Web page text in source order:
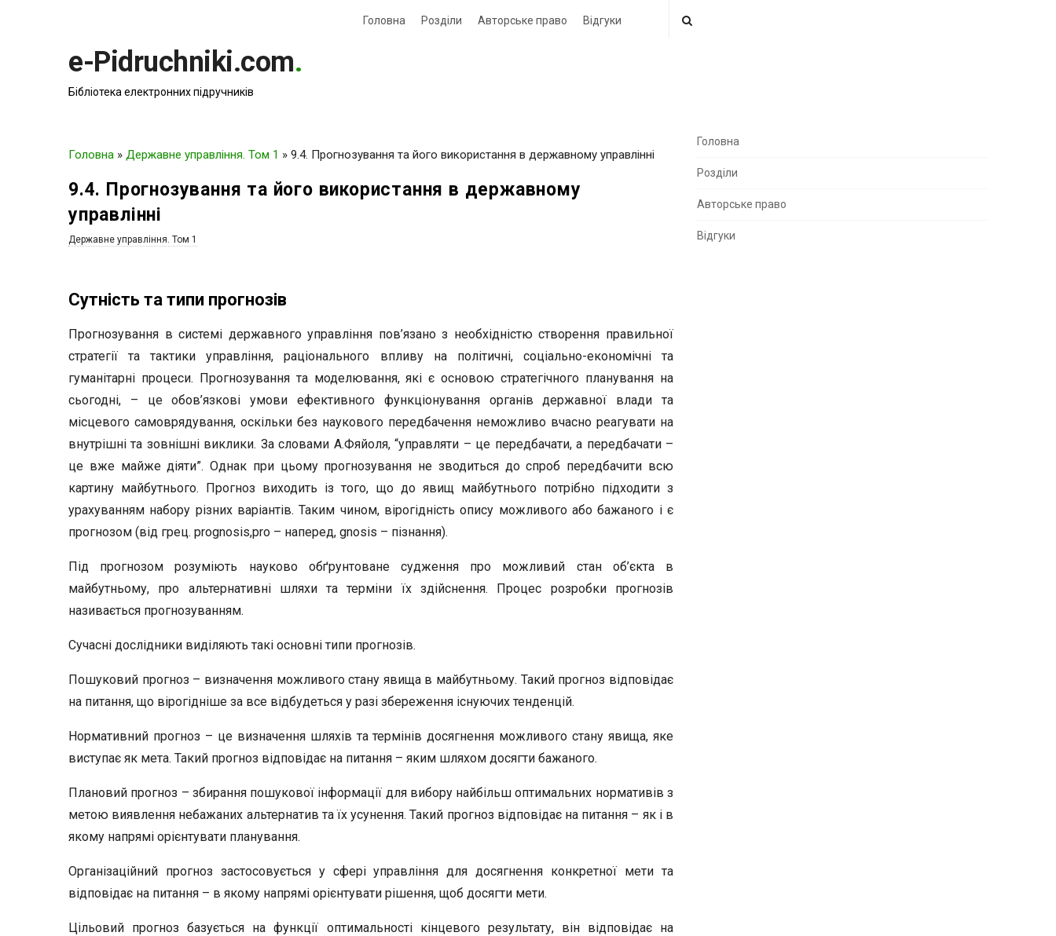
Головна Розділи Авторське право Відгуки
e-Pidruchniki.com.
Бібліотека електронних підручників
Головна » Державне управління. Том 1 » 9.4. Прогнозування та його використання в державному управлінні
9.4. Прогнозування та його використання в державному
управлінні
Державне управління. Том 1
Сутність та типи прогнозів
Прогнозування в системі державного управління пов’язано з необхідністю створення правильної
стратегії та тактики управління, раціонального впливу на політичні, соціально-економічні та
гуманітарні процеси. Прогнозування та моделювання, які є основою стратегічного планування на
сьогодні, – це обов’язкові умови ефективного функціонування органів державної влади та
місцевого самоврядування, оскільки без наукового передбачення неможливо вчасно реагувати на
внутрішні та зовнішні виклики. За словами А.Фяйоля, “управляти – це передбачати, а передбачати –
це вже майже діяти”. Однак при цьому прогнозування не зводиться до спроб передбачити всю
картину майбутнього. Прогноз виходить із того, що до явищ майбутнього потрібно підходити з
урахуванням набору різних варіантів. Таким чином, вірогідність опису можливого або бажаного і є
прогнозом (від грец. prognosis,pro – наперед, gnosis – пізнання).
Під прогнозом розуміють науково обґрунтоване судження про можливий стан об’єкта в
майбутньому, про альтернативні шляхи та терміни їх здійснення. Процес розробки прогнозів
називається прогнозуванням.
Сучасні дослідники виділяють такі основні типи прогнозів.
Пошуковий прогноз – визначення можливого стану явища в майбутньому. Такий прогноз відповідає
на питання, що вірогідніше за все відбудеться у разі збереження існуючих тенденцій.
Нормативний прогноз – це визначення шляхів та термінів досягнення можливого стану явища, яке
виступає як мета. Такий прогноз відповідає на питання – яким шляхом досягти бажаного.
Плановий прогноз – збирання пошукової інформації для вибору найбільш оптимальних нормативів з
метою виявлення небажаних альтернатив та їх усунення. Такий прогноз відповідає на питання – як і в
якому напрямі орієнтувати планування.
Організаційний прогноз застосовується у сфері управління для досягнення конкретної мети та
відповідає на питання – в якому напрямі орієнтувати рішення, щоб досягти мети.
Цільовий прогноз базується на функції оптимальності кінцевого результату, він відповідає на
S
e
S
Головна
Розділи
Авторське право
Відгуки